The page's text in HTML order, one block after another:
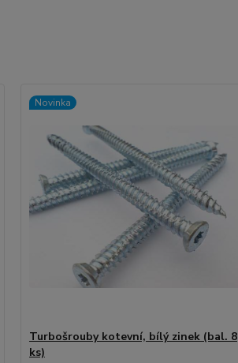
Novinka
Turbošrouby kotevní, bílý zinek (bal. 8
ks)